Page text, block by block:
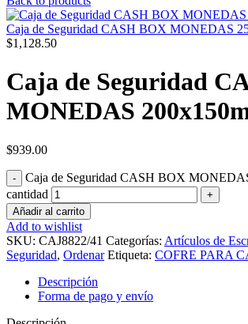
Caja de Seguridad CASH BOX MONEDAS
$1,128.50
Caja de Seguridad
MONEDAS
$939.00
Caja de Seguridad CASH BOX
cantidad
Añadir al carrito
Add to wishlist
SKU: CAJ8822/41 Categorías: Artículos de
Seguridad, Ordenar Etiqueta: COFRE PARA
Descripción
Forma de pago y envío